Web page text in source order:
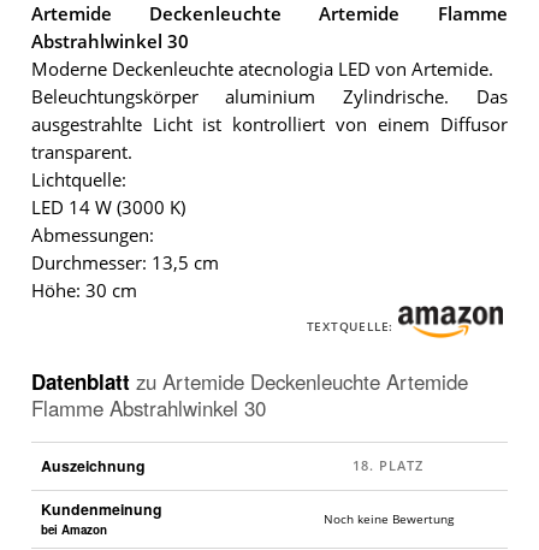
Artemide Deckenleuchte Artemide Flamme
Abstrahlwinkel 30
Moderne Deckenleuchte atecnologia LED von Artemide.
Beleuchtungskörper aluminium Zylindrische. Das
ausgestrahlte Licht ist kontrolliert von einem Diffusor
transparent.
Lichtquelle:
LED 14 W (3000 K)
Abmessungen:
Durchmesser: 13,5 cm
Höhe: 30 cm
TEXTQUELLE:
Datenblatt zu Artemide Deckenleuchte Artemide
Flamme Abstrahlwinkel 30
Auszeichnung
Kundenmeinung
bei Amazon
Noch keine Bewertung